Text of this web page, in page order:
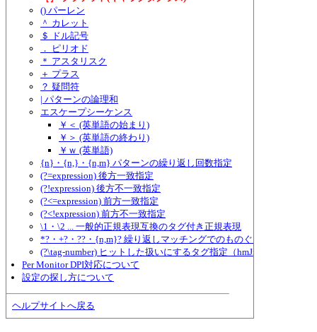
() パーレン
＾ カレット
＄ ドル記号
． ピリオド
＊ アスタリスク
＋ プラス
？ 疑問符
| パターンの論理和
エスケープシーケンス
￥＜ (英単語の始まり)
￥＞ (英単語の終わり)
￥ｗ (英単語)
{n}・{n,}・{n,m} パターンの繰り返し回数指定
(?=expression) 後方一致指定
(?!expression) 後方不一致指定
(?<=expression) 前方一致指定
(?<!expression) 前方不一致指定
\1・\2 ... 一般的正規表現互換のタグ付き正規表現
*?・+?・??・{n,m}? 繰り返しマッチングでのものぐさ指定
(?\tag-number) ヒットした扱いにするタグ指定（hmJre.dll独自形式
Per Monitor DPI対応について
設定の探し方について
ヘルプサイトへ戻る